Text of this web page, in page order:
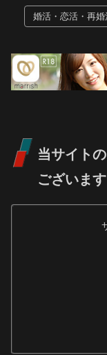
婚活・恋活・再
当サイト
ございます